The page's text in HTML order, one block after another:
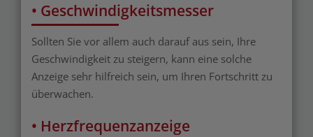
• Geschwindigkeitsmesser
Sollten Sie vor allem auch darauf aus sein, Ihre
Geschwindigkeit zu steigern, kann eine solche
Anzeige sehr hilfreich sein, um Ihren Fortschritt zu
überwachen.
• Herzfrequenzanzeige